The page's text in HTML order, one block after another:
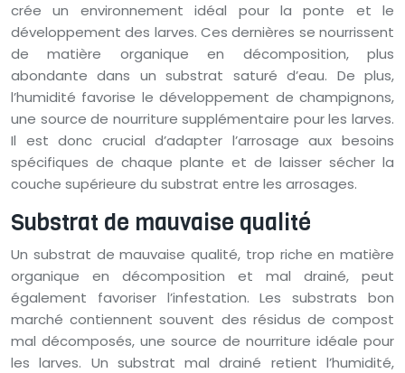
crée un environnement idéal pour la ponte et le
développement des larves. Ces dernières se nourrissent
de matière organique en décomposition, plus
abondante dans un substrat saturé d’eau. De plus,
l’humidité favorise le développement de champignons,
une source de nourriture supplémentaire pour les larves.
Il est donc crucial d’adapter l’arrosage aux besoins
spécifiques de chaque plante et de laisser sécher la
couche supérieure du substrat entre les arrosages.
Substrat de mauvaise qualité
Un substrat de mauvaise qualité, trop riche en matière
organique en décomposition et mal drainé, peut
également favoriser l’infestation. Les substrats bon
marché contiennent souvent des résidus de compost
mal décomposés, une source de nourriture idéale pour
les larves. Un substrat mal drainé retient l’humidité,